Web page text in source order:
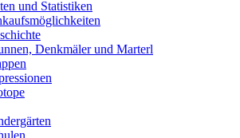
und Statistiken
Denkmäler und Marterl